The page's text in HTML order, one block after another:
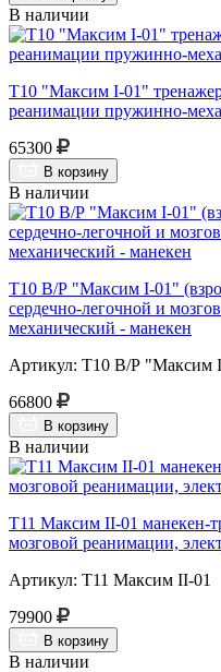
В наличии
Т10 "Максим I-01"
реанимации пружинно-
65300
В корзину
В наличии
Т10 В/Р "Максим I-01"
сердечно-легочной и
механический - манекен
Артикул: Т10 В/Р "Максим
66800
В корзину
В наличии
Т11 Максим II-01 манекен-
мозговой реанимации,
Артикул: Т11 Максим II-01
79900
В корзину
В наличии